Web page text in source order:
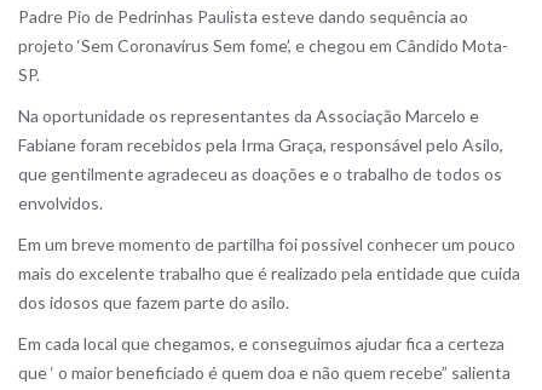
Padre Pio de Pedrinhas Paulista esteve dando sequência ao
projeto ‘Sem Coronavírus Sem fome’, e chegou em Cândido Mota-
SP.
Na oportunidade os representantes da Associação Marcelo e
Fabiane foram recebidos pela Irma Graça, responsável pelo Asilo,
que gentilmente agradeceu as doações e o trabalho de todos os
envolvidos.
Em um breve momento de partilha foi possível conhecer um pouco
mais do excelente trabalho que é realizado pela entidade que cuida
dos idosos que fazem parte do asilo.
Em cada local que chegamos, e conseguimos ajudar fica a certeza
que ‘ o maior beneficiado é quem doa e não quem recebe” salienta